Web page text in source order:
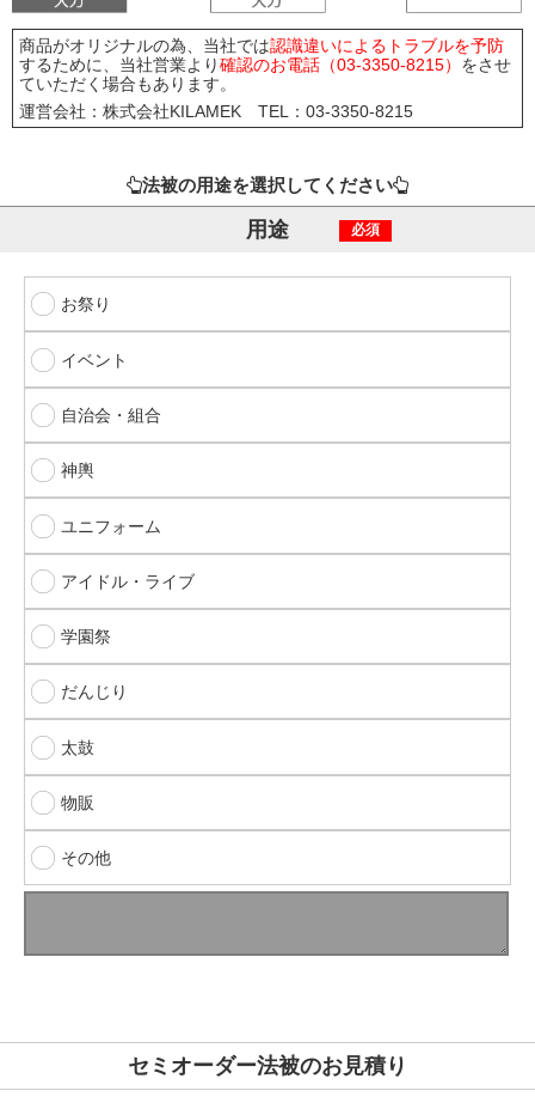
商品がオリジナルの為、当社では認識違いによるトラブルを予防
するために、当社営業より確認のお電話（03-3350-8215） をさせ
ていただく場合もあります。
運営会社：株式会社KILAMEK TEL：03-3350-8215
法被の用途を選択してください
用途 必須
お祭り
イベント
自治会・組合
神輿
ユニフォーム
アイドル・ライブ
学園祭
だんじり
太鼓
物販
その他
セミオーダー法被のお見積り